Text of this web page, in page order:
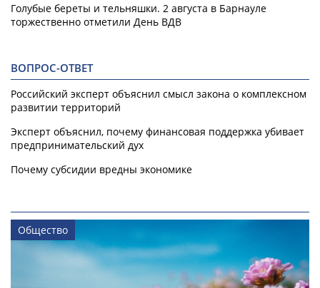
Голубые береты и тельняшки. 2 августа в Барнауле
торжественно отметили День ВДВ
ВОПРОС-ОТВЕТ
Российский эксперт объяснил смысл закона о комплексном
развитии территорий
Эксперт объяснил, почему финансовая поддержка убивает
предпринимательский дух
Почему субсидии вредны экономике
Общество